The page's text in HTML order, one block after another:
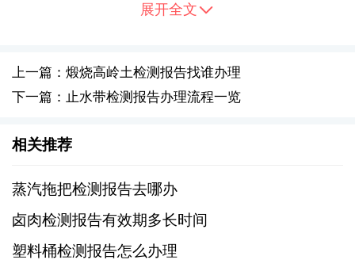
二、明确检测项目内容
不同的检测目标对应着不同的测试项目组合。
一般来说，针对红枣的常规检查包括但不限于
水分含量：直接影响产品保质期；
总糖分与还原糖测定：反映甜度及营养价值；
展开全文
上一篇：煅烧高岭土检测报告找谁办理
下一篇：止水带检测报告办理流程一览
相关推荐
蒸汽拖把检测报告去哪办
卤肉检测报告有效期多长时间
塑料桶检测报告怎么办理